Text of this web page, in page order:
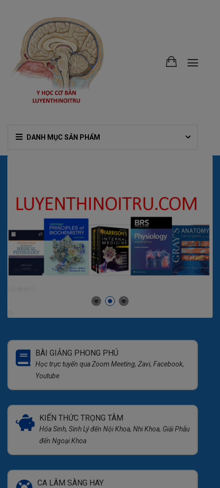
DANH MỤC SẢN PHẨM
1 2 3
BÀI GIẢNG PHONG PHÚ
Học trực tuyến qua Zoom Meeting, Zavi, Facebook,
Youtube
KIẾN THỨC TRỌNG TÂM
Hóa Sinh, Sinh Lý đến Nội Khoa, Nhi Khoa, Giải Phẫu
đến Ngoại Khoa
CA LÂM SÀNG HAY